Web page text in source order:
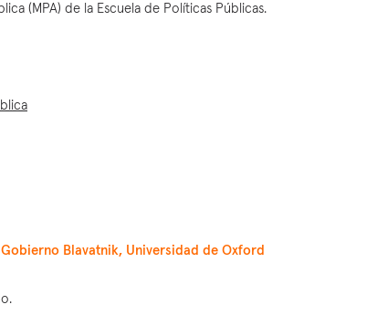
(MPA) de la Escuela de Políticas Públicas.
Blavatnik, Universidad de Oxford